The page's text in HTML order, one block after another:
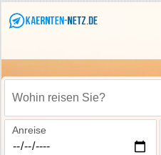
Wohin reisen Sie?
Anreise